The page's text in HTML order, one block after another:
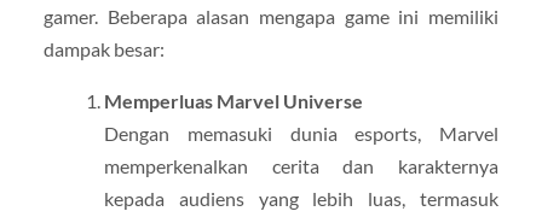
gamer. Beberapa alasan mengapa game ini memiliki
dampak besar:
Memperluas Marvel Universe
Dengan memasuki dunia esports, Marvel
memperkenalkan cerita dan karakternya
kepada audiens yang lebih luas, termasuk